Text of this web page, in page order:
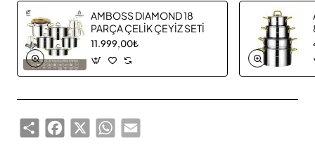
AMBOSS DIAMOND 18
PARÇA ÇELİK ÇEYİZ SETİ
11.999,00₺
ShareFacebook
X WhatsApp
Email